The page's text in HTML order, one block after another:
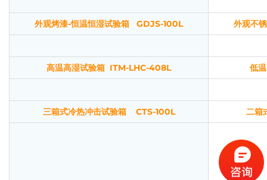
外观烤漆-恒温恒湿试验箱 GDJS-100L 外观不
高温高湿试验箱 ITM-LHC-408L 低
三箱式冷热冲击试验箱 CTS-100L 二箱